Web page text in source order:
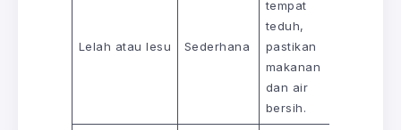
Lelah atau lesu Sederhana
tempat
teduh,
pastikan
makanan
dan air
bersih.